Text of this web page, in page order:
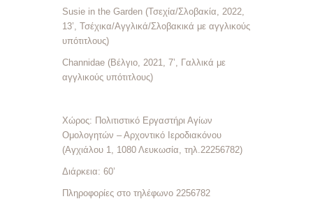
Susie in the Garden (Τσεχία/Σλοβακία, 2022,
13’, Τσέχικα/Αγγλικά/Σλοβακικά με αγγλικούς
υπότιτλους)
Channidae (Βέλγιο, 2021, 7’, Γαλλικά με
αγγλικούς υπότιτλους)
Χώρος: Πολιτιστικό Εργαστήρι Αγίων
Ομολογητών – Αρχοντικό Ιεροδιακόνου
(Αγχιάλου 1, 1080 Λευκωσία, τηλ.22256782)
Διάρκεια: 60’
Πληροφορίες στο τηλέφωνο 2256782